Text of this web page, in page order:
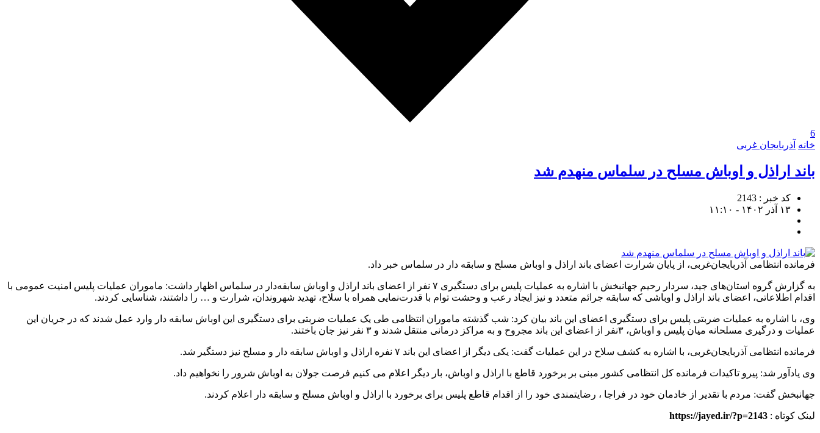
6
خانه آذربایجان غربی
باند اراذل و اوباش مسلح در سلماس منهدم شد
کد خبر : 2143
۱۳ آذر ۱۴۰۲ - ۱۱:۱۰
فرمانده انتظامی آذربایجان‌غربی، از پایان شرارت اعضای باند اراذل و اوباش مسلح و سابقه دار در سلماس خبر داد.
به گزارش گروه استان‌های جید، سردار رحیم جهانبخش با اشاره به عملیات پلیس برای دستگیری ۷ نفر از اعضای باند اراذل و اوباش سابقه‌دار در سلماس‌ اظهار داشت: ماموران عملیات پلیس امنیت عمومی با
اقدام اطلاعاتی، اعضای باند اراذل و اوباشی که سابقه جرائم متعدد و نیز ایجاد رعب و وحشت توام با قدرت‌نمایی همراه با سلاح، تهدید شهروندان، شرارت و … را داشتند، شناسایی کردند.
وی، با اشاره به عملیات ضربتی پلیس برای دستگیری اعضای این باند بیان کرد: شب گذشته ماموران انتظامی طی یک عملیات ضربتی برای دستگیری این اوباش سابقه دار وارد عمل شدند که در جریان این
عملیات و درگیری مسلحانه میان پلیس و اوباش، ۳نفر از اعضای این باند مجروح و به مراکز درمانی منتقل شدند و ۳ نفر نیز جان باختند.
فرمانده انتظامی آذربایجان‌غربی، با اشاره به کشف سلاح در این عملیات گفت: یکی دیگر از اعضای این باند ۷ نفره اراذل و اوباش سابقه دار و مسلح نیز دستگیر شد.
وی یادآور شد: پیرو تاکیدات فرمانده کل انتظامی کشور مبنی بر برخورد قاطع با اراذل و اوباش، بار دیگر اعلام می کنیم فرصت جولان به اوباش شرور را نخواهیم داد.
جهانبخش گفت: مردم با تقدیر از خادمان خود در فراجا ، رضایتمندی خود را از اقدام قاطع پلیس برای برخورد با اراذل و اوباش مسلح و سابقه دار اعلام کردند.
لینک کوتاه : https://jayed.ir/?p=2143